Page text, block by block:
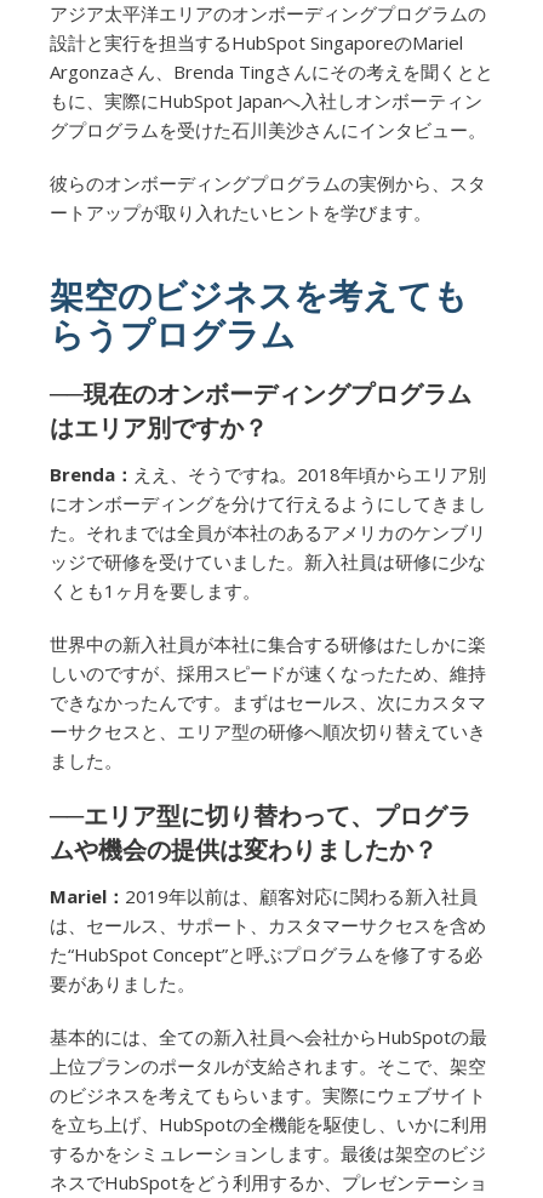
アジア太平洋エリアのオンボーディングプログラムの
設計と実行を担当するHubSpot SingaporeのMariel
Argonzaさん、Brenda Tingさんにその考えを聞くとと
もに、実際にHubSpot Japanへ入社しオンボーティン
グプログラムを受けた石川美沙さんにインタビュー。
彼らのオンボーディングプログラムの実例から、スタ
ートアップが取り入れたいヒントを学びます。
架空のビジネスを考えても
らうプログラム
──現在のオンボーディングプログラム
はエリア別ですか？
Brenda： ええ、そうですね。2018年頃からエリア別
にオンボーディングを分けて行えるようにしてきまし
た。それまでは全員が本社のあるアメリカのケンブリ
ッジで研修を受けていました。新入社員は研修に少な
くとも1ヶ月を要します。
世界中の新入社員が本社に集合する研修はたしかに楽
しいのですが、採用スピードが速くなったため、維持
できなかったんです。まずはセールス、次にカスタマ
ーサクセスと、エリア型の研修へ順次切り替えていき
ました。
──エリア型に切り替わって、プログラ
ムや機会の提供は変わりましたか？
Mariel： 2019年以前は、顧客対応に関わる新入社員
は、セールス、サポート、カスタマーサクセスを含め
た“HubSpot Concept”と呼ぶプログラムを修了する必
要がありました。
基本的には、全ての新入社員へ会社からHubSpotの最
上位プランのポータルが支給されます。そこで、架空
のビジネスを考えてもらいます。実際にウェブサイト
を立ち上げ、HubSpotの全機能を駆使し、いかに利用
するかをシミュレーションします。最後は架空のビジ
ネスでHubSpotをどう利用するか、プレゼンテーショ